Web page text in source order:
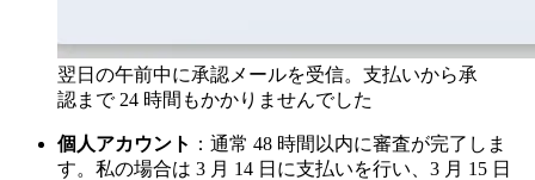
翌日の午前中に承認メールを受信。支払いから承
認まで 24 時間もかかりませんでした
個人アカウント ：通常 48 時間以内に審査が完了しま
す。私の場合は 3 月 14 日に支払いを行い、3 月 15 日